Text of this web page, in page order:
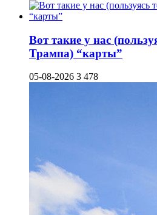
Вот такие у нас
Трампа) “карты”
05-08-2026 3 478